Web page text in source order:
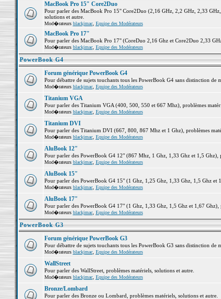
MacBook Pro 15" Core2Duo
Pour parler des MacBook Pro 15" Core2Duo (2,16 GHz, 2,2 GHz, 2,33
solutions et autre.
Mod�rateurs blackjmac, Equipe des Modérateurs
MacBook Pro 17"
Pour parler des MacBook Pro 17" (CoreDuo 2,16 Ghz et Core2Duo 2,33
Mod�rateurs blackjmac, Equipe des Modérateurs
PowerBook G4
Forum générique PowerBook G4
Pour débattre de sujets touchants tous les PowerBook G4 sans distinction de
Mod�rateurs blackjmac, Equipe des Modérateurs
Titanium VGA
Pour parler des Titanium VGA (400, 500, 550 et 667 Mhz), problèmes
Mod�rateurs blackjmac, Equipe des Modérateurs
Titanium DVI
Pour parler des Titanium DVI (667, 800, 867 Mhz et 1 Ghz), problèmes
Mod�rateurs blackjmac, Equipe des Modérateurs
AluBook 12"
Pour parler des PowerBook G4 12" (867 Mhz, 1 Ghz, 1,33 Ghz et 1,5 Ghz),
Mod�rateurs blackjmac, Equipe des Modérateurs
AluBook 15"
Pour parler des PowerBook G4 15" (1 Ghz, 1,25 Ghz, 1,33 Ghz, 1,5 Ghz et
Mod�rateurs blackjmac, Equipe des Modérateurs
AluBook 17"
Pour parler des PowerBook G4 17" (1 Ghz, 1,33 Ghz, 1,5 Ghz et 1,67 Ghz),
Mod�rateurs blackjmac, Equipe des Modérateurs
PowerBook G3
Forum générique PowerBook G3
Pour débattre de sujets touchants tous les PowerBook G3 sans distinction de
Mod�rateurs blackjmac, Equipe des Modérateurs
WallStreet
Pour parler des WallStreet, problèmes matériels, solutions et autre.
Mod�rateurs blackjmac, Equipe des Modérateurs
Bronze/Lombard
Pour parler des Bronze ou Lombard, problèmes matériels, solutions et autre.